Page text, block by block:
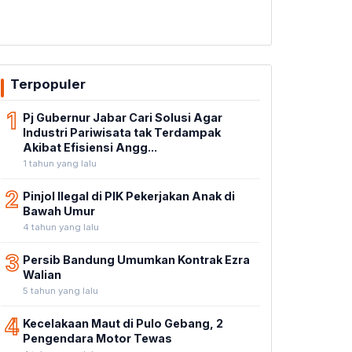
Terpopuler
1 Pj Gubernur Jabar Cari Solusi Agar
Industri Pariwisata tak Terdampak
Akibat Efisiensi Angg...
1 tahun yang lalu
2 Pinjol Ilegal di PIK Pekerjakan Anak di
Bawah Umur
4 tahun yang lalu
3 Persib Bandung Umumkan Kontrak Ezra
Walian
5 tahun yang lalu
4 Kecelakaan Maut di Pulo Gebang, 2
Pengendara Motor Tewas